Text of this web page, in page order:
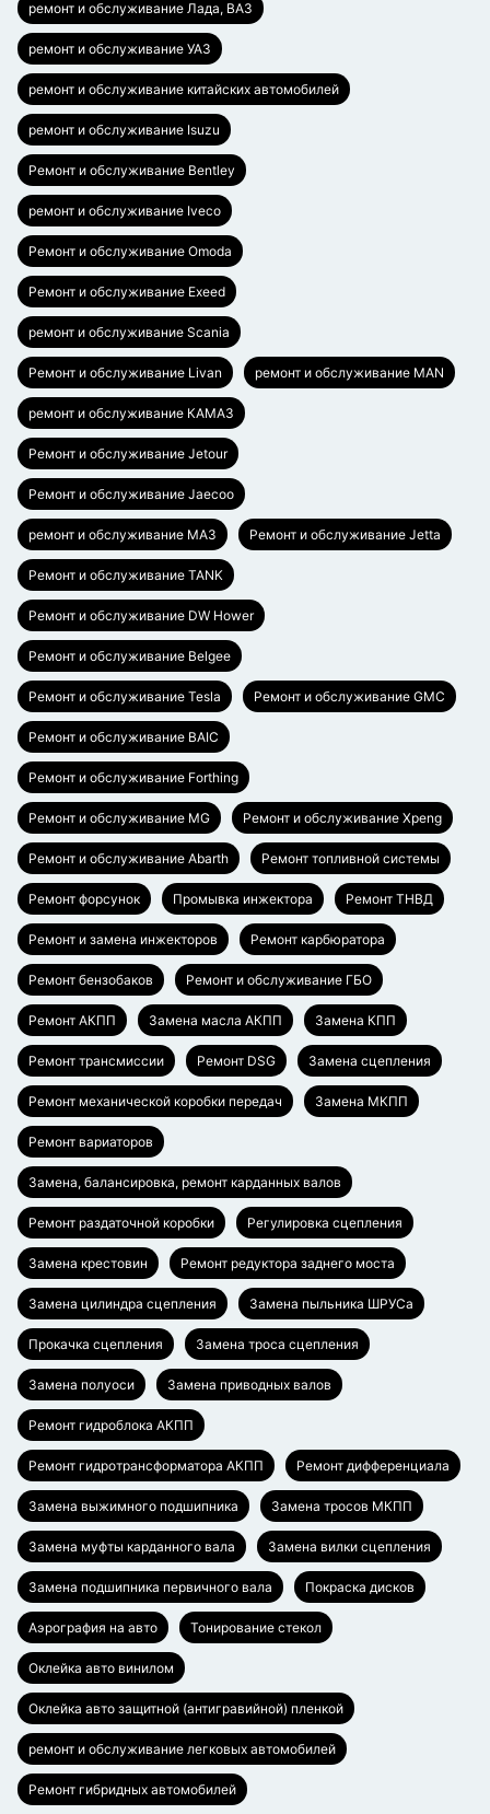
ремонт и обслуживание Лада, ВАЗ
ремонт и обслуживание УАЗ
ремонт и обслуживание китайских автомобилей
ремонт и обслуживание Isuzu
Ремонт и обслуживание Bentley
ремонт и обслуживание Iveco
Ремонт и обслуживание Omoda
Ремонт и обслуживание Exeed
ремонт и обслуживание Scania
Ремонт и обслуживание Livan ремонт и обслуживание MAN
ремонт и обслуживание КАМАЗ
Ремонт и обслуживание Jetour
Ремонт и обслуживание Jaecoo
ремонт и обслуживание МАЗ Ремонт и обслуживание Jetta
Ремонт и обслуживание TANK
Ремонт и обслуживание DW Hower
Ремонт и обслуживание Belgee
Ремонт и обслуживание Tesla Ремонт и обслуживание GMC
Ремонт и обслуживание BAIC
Ремонт и обслуживание Forthing
Ремонт и обслуживание MG Ремонт и обслуживание Xpeng
Ремонт и обслуживание Abarth Ремонт топливной системы
Ремонт форсунок Промывка инжектора Ремонт ТНВД
Ремонт и замена инжекторов Ремонт карбюратора
Ремонт бензобаков Ремонт и обслуживание ГБО
Ремонт АКПП Замена масла АКПП Замена КПП
Ремонт трансмиссии Ремонт DSG Замена сцепления
Ремонт механической коробки передач Замена МКПП
Ремонт вариаторов
Замена, балансировка, ремонт карданных валов
Ремонт раздаточной коробки Регулировка сцепления
Замена крестовин Ремонт редуктора заднего моста
Замена цилиндра сцепления Замена пыльника ШРУСа
Прокачка сцепления Замена троса сцепления
Замена полуоси Замена приводных валов
Ремонт гидроблока АКПП
Ремонт гидротрансформатора АКПП Ремонт дифференциала
Замена выжимного подшипника Замена тросов МКПП
Замена муфты карданного вала Замена вилки сцепления
Замена подшипника первичного вала Покраска дисков
Аэрография на авто Тонирование стекол
Оклейка авто винилом
Оклейка авто защитной (антигравийной) пленкой
ремонт и обслуживание легковых автомобилей
Ремонт гибридных автомобилей